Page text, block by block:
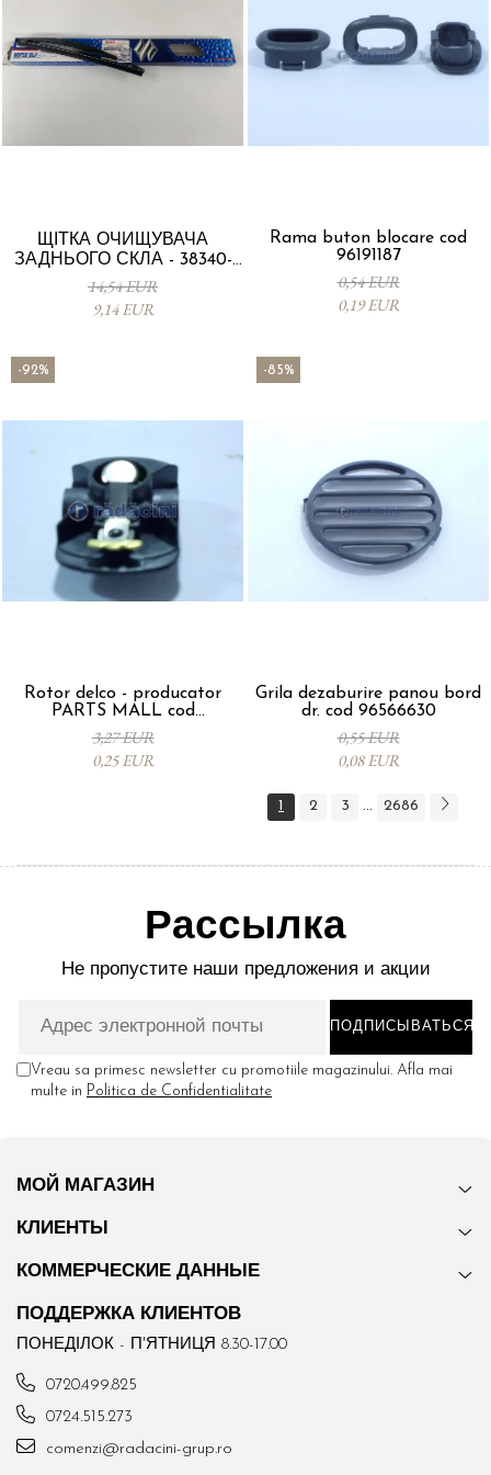
ЩІТКА ОЧИЩУВАЧА
ЗАДНЬОГО СКЛА - 38340-
63J00-000
14,54 EUR
9,14 EUR
Rama buton blocare cod
96191187
0,54 EUR
0,19 EUR
-92%
Rotor delco - producator
PARTS MALL cod
33310A78B00-000
3,27 EUR
0,25 EUR
-85%
Grila dezaburire panou bord
dr. cod 96566630
0,55 EUR
0,08 EUR
1 2 3 ... 2686
Рассылка
Не пропустите наши предложения и акции
Vreau sa primesc newsletter cu promotiile magazinului. Afla mai
multe in Politica de Confidentialitate
МОЙ МАГАЗИН
КЛИЕНТЫ
КОММЕРЧЕСКИЕ ДАННЫЕ
ПОДДЕРЖКА КЛИЕНТОВ
ПОНЕДІЛОК - П'ЯТНИЦЯ 8.30-17.00
0720.499.825
0724.515.273
comenzi@radacini-grup.ro